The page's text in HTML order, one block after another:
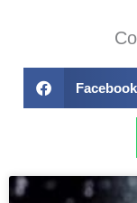
Facebook